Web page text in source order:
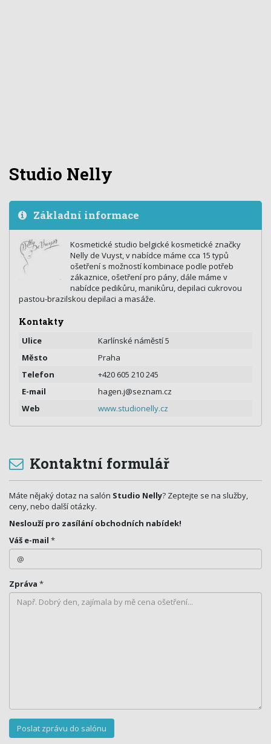
Studio Nelly
Základní informace
Kosmetické studio belgické kosmetické značky
Nelly de Vuyst, v nabídce máme cca 15 typů
ošetření s možností kombinace podle potřeb
zákaznice, ošetření pro pány, dále máme v
nabídce pedikůru, manikůru, depilaci cukrovou
pastou-brazilskou depilaci a masáže.
Kontakty
Ulice
Karlínské náměstí 5
Město
Praha
Telefon
+420 605 210 245
E-mail
hagen.j@seznam.cz
Web
www.studionelly.cz
Kontaktní formulář
Máte nějaký dotaz na salón Studio Nelly? Zeptejte se na služby,
ceny, nebo další otázky.
Neslouží pro zasílání obchodních nabídek!
Váš e-mail *
Zpráva *